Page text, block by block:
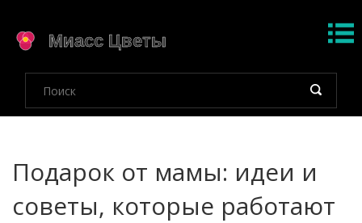
Подарок от мамы: идеи и
советы, которые работают